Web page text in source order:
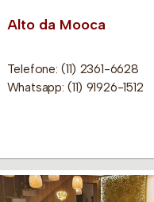
Alto da Mooca
Telefone: (11) 2361-6628
Whatsapp: (11) 91926-1512